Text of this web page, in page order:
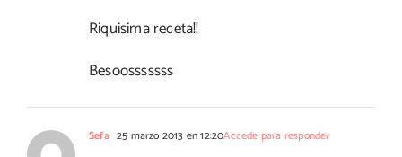
Riquisima receta!!
Besoosssssss
Sefa 25 marzo 2013 en 12:20Accede para responder